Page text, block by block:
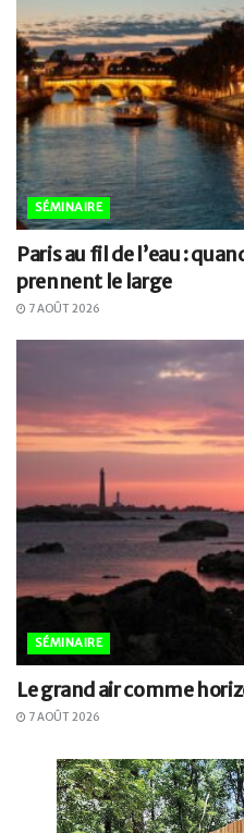
SÉMINAIRE
Paris au fil de l’eau :
prennent le large
7 AOÛT 2026
SÉMINAIRE
Le grand air comme
7 AOÛT 2026